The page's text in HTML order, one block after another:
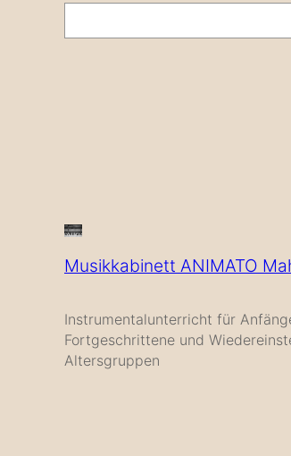
Musikkabinett ANIMATO
Instrumentalunterricht für
Fortgeschrittene und
Altersgruppen